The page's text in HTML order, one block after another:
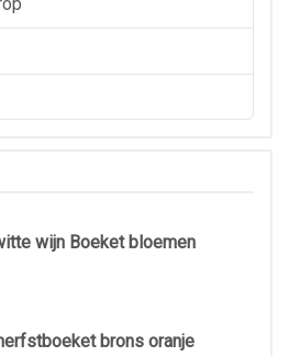
wijn Boeket bloemen
brons oranje